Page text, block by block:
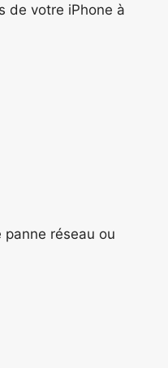
de votre iPhone à
réseau ou